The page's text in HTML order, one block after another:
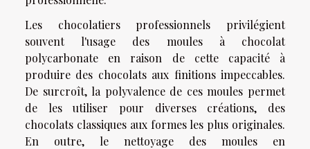
Les chocolatiers professionnels privilégient
souvent l'usage des moules à chocolat
polycarbonate en raison de cette capacité à
produire des chocolats aux finitions impeccables.
De surcroît, la polyvalence de ces moules permet
de les utiliser pour diverses créations, des
chocolats classiques aux formes les plus originales.
En outre, le nettoyage des moules en